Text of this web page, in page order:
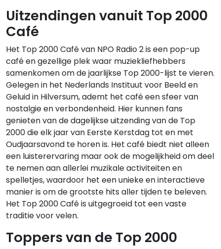
Uitzendingen vanuit Top 2000
Café
Het Top 2000 Café van NPO Radio 2 is een pop-up
café en gezellige plek waar muziekliefhebbers
samenkomen om de jaarlijkse Top 2000-lijst te vieren.
Gelegen in het Nederlands Instituut voor Beeld en
Geluid in Hilversum, ademt het café een sfeer van
nostalgie en verbondenheid. Hier kunnen fans
genieten van de dagelijkse uitzending van de Top
2000 die elk jaar van Eerste Kerstdag tot en met
Oudjaarsavond te horen is. Het café biedt niet alleen
een luisterervaring maar ook de mogelijkheid om deel
te nemen aan allerlei muzikale activiteiten en
spelletjes, waardoor het een unieke en interactieve
manier is om de grootste hits aller tijden te beleven.
Het Top 2000 Café is uitgegroeid tot een vaste
traditie voor velen.
Toppers van de Top 2000